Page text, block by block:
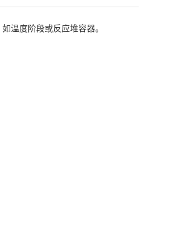
温度阶段或反应堆容器。